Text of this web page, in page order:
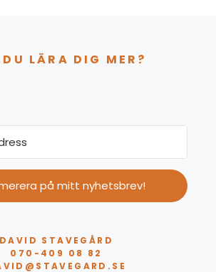
LÄRA DIG MER?
på mitt nyhetsbrev!
DAVID STAVEGÅRD
070-409 08 82